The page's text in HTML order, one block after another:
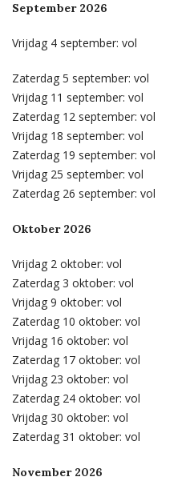
September 2026
Vrijdag 4 september: vol
Zaterdag 5 september: vol
Vrijdag 11 september: vol
Zaterdag 12 september: vol
Vrijdag 18 september: vol
Zaterdag 19 september: vol
Vrijdag 25 september: vol
Zaterdag 26 september: vol
Oktober 2026
Vrijdag 2 oktober: vol
Zaterdag 3 oktober: vol
Vrijdag 9 oktober: vol
Zaterdag 10 oktober: vol
Vrijdag 16 oktober: vol
Zaterdag 17 oktober: vol
Vrijdag 23 oktober: vol
Zaterdag 24 oktober: vol
Vrijdag 30 oktober: vol
Zaterdag 31 oktober: vol
November 2026